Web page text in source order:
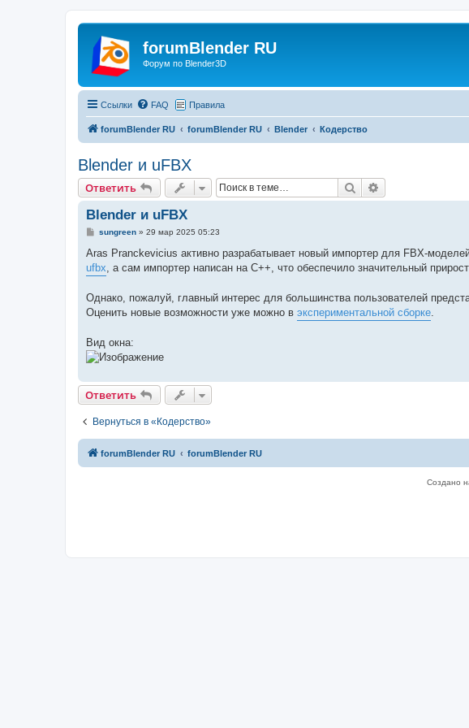
forumBlender RU
Форум по Blender3D
Ссылки FAQ Правила
forumBlender RU forumBlender RU Blender Кодерство
Blender и uFBX
Ответить Поиск
Blender и uFBX
С
о
щ
и
е
sungreen» 29 мар 2025 05:23
Aras Pranckevicius активно разрабатывает новый импортер для FBX-
ufbx , а сам импортер написан на C++, что обеспечило значительный
Однако, пожалуй, главный интерес для большинства пользователей
Оценить новые возможности уже можно в экспериментальной сборке
Вид окна:
Ответить
Вернуться в «Кодерство»
forumBlender RU forumBlender RU
Создано